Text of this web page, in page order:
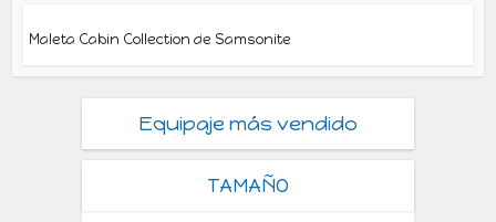
Maleta Cabin Collection de Samsonite
Equipaje más vendido
TAMAÑO